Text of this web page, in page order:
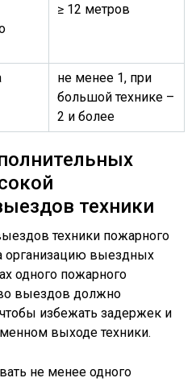
≥ 12 метров
не менее 1, при
большой технике –
2 и более
техники
техники пожарного
организацию выездных
одного пожарного
выездов должно
избежать задержек и
выходе техники.
не менее одного